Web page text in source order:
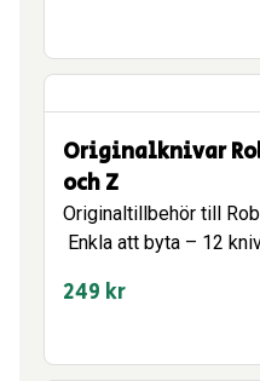
Originalknivar
och Z
Originaltillbehör till
Enkla att byta – 12
249 kr